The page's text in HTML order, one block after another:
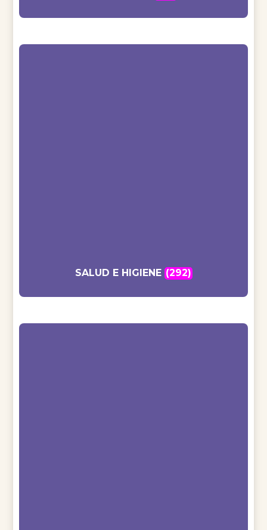
SALUD E HIGIENE (292)